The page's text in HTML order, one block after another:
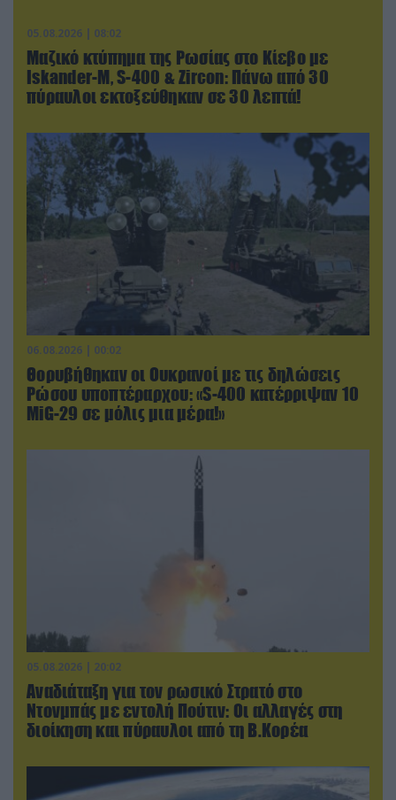
05.08.2026 | 08:02
Μαζικό κτύπημα της Ρωσίας στο Κίεβο με
Iskander-Μ, S-400 & Zircon: Πάνω από 30
πύραυλοι εκτοξεύθηκαν σε 30 λεπτά!
06.08.2026 | 00:02
Θορυβήθηκαν οι Ουκρανοί με τις δηλώσεις
Ρώσου υποπτέραρχου: «S-400 κατέρριψαν 10
MiG-29 σε μόλις μια μέρα!»
05.08.2026 | 20:02
Αναδιάταξη για τον ρωσικό Στρατό στο
Ντονμπάς με εντολή Πούτιν: Οι αλλαγές στη
διοίκηση και πύραυλοι από τη Β.Κορέα